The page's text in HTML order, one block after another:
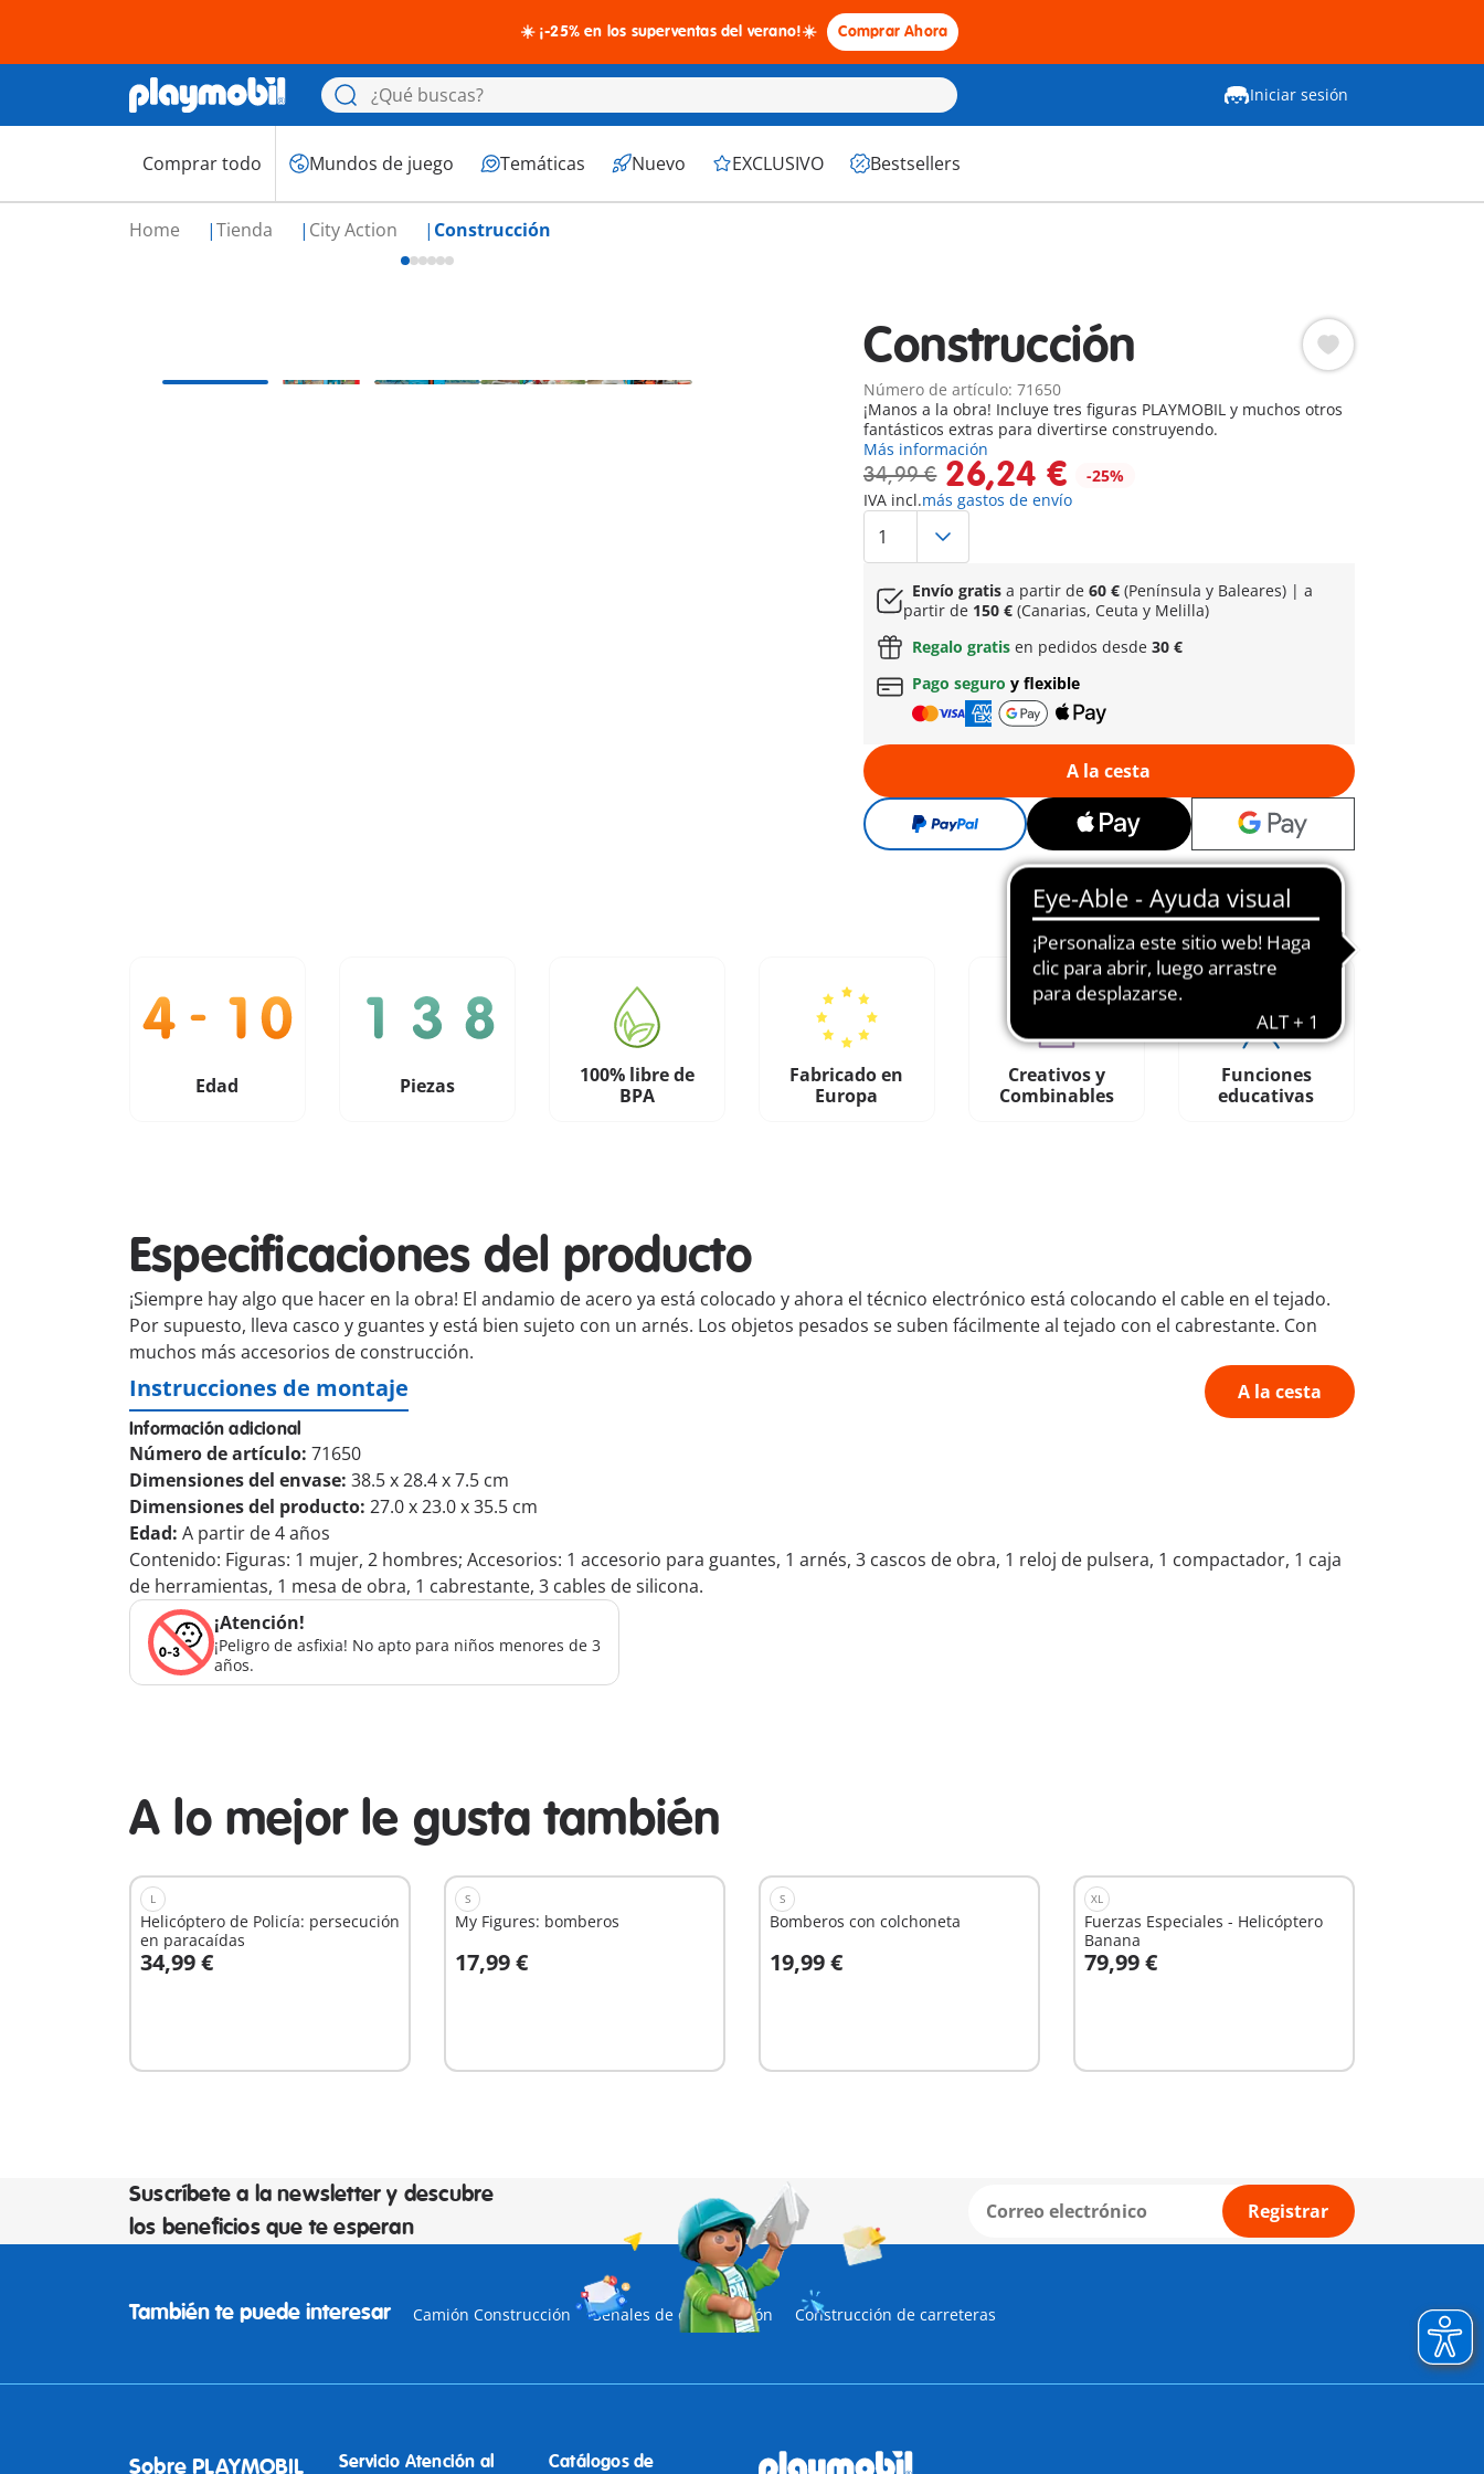
☀️ ¡-25% en los superventas del verano!☀️ Comprar Ahora
Iniciar sesión
Comprar todo Mundos de juego Temáticas Nuevo EXCLUSIVO Bestsellers
Home Tienda City Action Construcción
Construcción
Número de artículo: 71650
¡Manos a la obra! Incluye tres figuras PLAYMOBIL y muchos otros
fantásticos extras para divertirse construyendo.
Más información
34,99 € 26,24 €
-25%
IVA incl.más gastos de envío
Envío gratis a partir de 60 €(Península y Baleares) | a
partir de 150 €(Canarias, Ceuta y Melilla)
Regalo gratis en pedidos desde 30 €
Pago seguro y flexible
A la cesta
Edad Piezas
100% libre de
BPA
Fabricado en
Europa
Creativos y
Combinables
Funciones
educativas
Especificaciones del producto
¡Siempre hay algo que hacer en la obra! El andamio de acero ya está colocado y ahora el técnico electrónico está colocando el cable en el tejado.
Por supuesto, lleva casco y guantes y está bien sujeto con un arnés. Los objetos pesados se suben fácilmente al tejado con el cabrestante. Con
muchos más accesorios de construcción.
A la cesta
Instrucciones de montaje
Información adicional
Número de artículo: 71650
Dimensiones del envase: 38.5 x 28.4 x 7.5 cm
Dimensiones del producto: 27.0 x 23.0 x 35.5 cm
Edad: A partir de 4 años
Contenido: Figuras: 1 mujer, 2 hombres; Accesorios: 1 accesorio para guantes, 1 arnés, 3 cascos de obra, 1 reloj de pulsera, 1 compactador, 1 caja
de herramientas, 1 mesa de obra, 1 cabrestante, 3 cables de silicona.
¡Atención!
¡Peligro de asfixia! No apto para niños menores de 3
años.
A lo mejor le gusta también
L
Helicóptero de Policía: persecución
en paracaídas
34,99 €
A la cesta
S
My Figures: bomberos
17,99 €
A la cesta
S
Bomberos con colchoneta
19,99 €
A la cesta
XL
Fuerzas Especiales - Helicóptero
Banana
79,99 €
A la cesta
Suscríbete a la newsletter y descubre
los beneficios que te esperan
Registrar
También te puede interesar Camión Construcción Señales de construcción Construcción de carreteras
Sobre PLAYMOBIL
Servicio Atención al
Catálogos de